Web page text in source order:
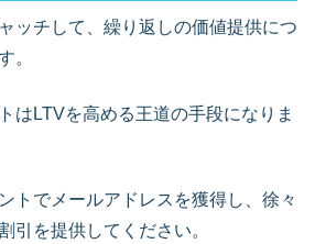
ッチして、繰り返しの価値提供につ
。
はLTVを高める王道の手段になりま
トでメールアドレスを獲得し、徐々
引を提供してください。